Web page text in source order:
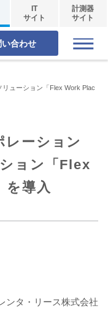
IT
サイト
計測器
サイト
い合わせ
ューション「Flex Work Plac
レーション
ョン「Flex
導入
ンタ・リース株式会社